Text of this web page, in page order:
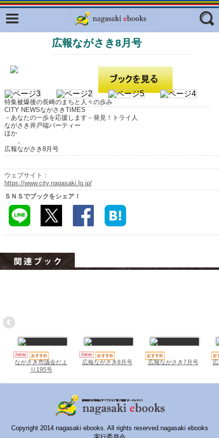
フリーワード
ジャンル
広報ながさき8月号
特集被爆後の長崎のまちと人々の歩み
CITY NEWSながさきTIMES
－あなたの一歩を応援します－発見！トライ人
ながさき井戸端パーティー
ほか
広報ながさき8月号
ウェブサイト：
https://www.city.nagasaki.lg.jp/
ＳＮＳでブックをシェア！
ながさき市議会だよ
り195号
広報ながさき8月号 広報ながさき7月号
Copyright 2014 nagasaki ebooks. All rights reserved.nagasaki ebooks
Facebook
ふくいろキラリプロジェクト
ラリー（TOKYO Brochures）
はじめてご利用される方へ
コンテンツ
明治日本の産業革命遺産
長崎と天草地方の潜伏キリシタン
関連遺産
大学・専門学校ナビ
ハイスクールナビ
いきebooks
みなみしまばらebooks
はさみebooks
ながさき市ebooks
さいかいイーブックス